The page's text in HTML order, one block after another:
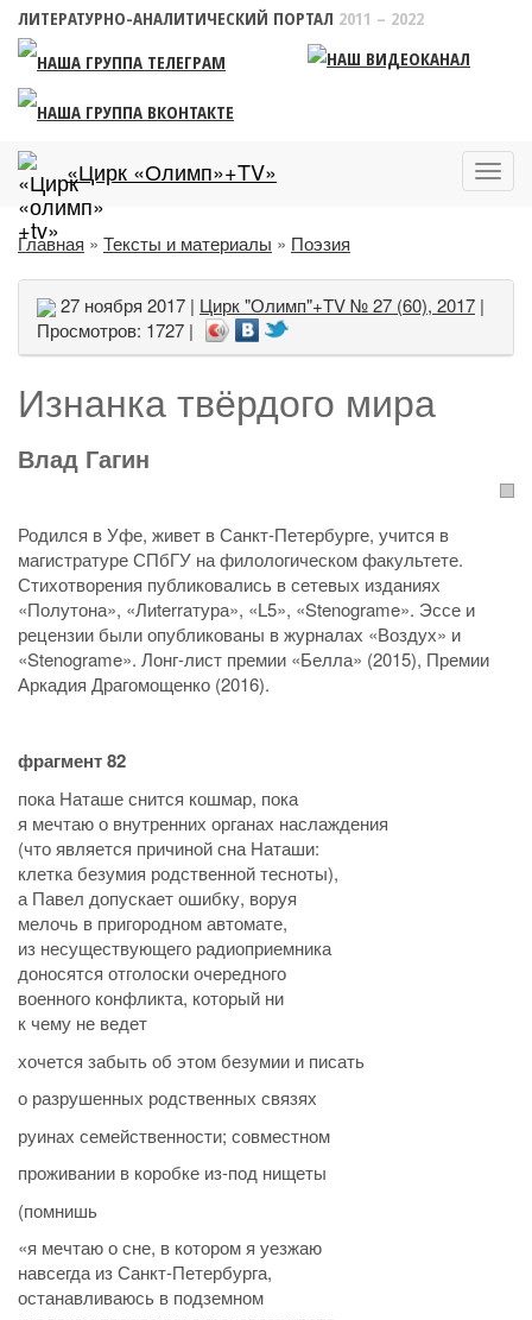
ЛИТЕРАТУРНО-АНАЛИТИЧЕСКИЙ ПОРТАЛ 2011 – 2022
меню
«Цирк «Олимп»+TV»
Главная » Тексты и материалы » Поэзия
27 ноября 2017 | Цирк "Олимп"+TV № 27 (60), 2017 |
Просмотров: 1727 |
Изнанка твёрдого мира
Влад Гагин
Родился в Уфе, живет в Санкт-Петербурге, учится в
магистратуре СПбГУ на филологическом факультете.
Стихотворения публиковались в сетевых изданиях
«Полутона», «Лиterraтура», «L5», «Stenograme». Эссе и
рецензии были опубликованы в журналах «Воздух» и
«Stenograme». Лонг-лист премии «Белла» (2015), Премии
Аркадия Драгомощенко (2016).
фрагмент 82
пока Наташе снится кошмар, пока
я мечтаю о внутренних органах наслаждения
(что является причиной сна Наташи:
клетка безумия родственной тесноты),
а Павел допускает ошибку, воруя
мелочь в пригородном автомате,
из несуществующего радиоприемника
доносятся отголоски очередного
военного конфликта, который ни
к чему не ведет
хочется забыть об этом безумии и писать
о разрушенных родственных связях
руинах семейственности; совместном
проживании в коробке из-под нищеты
(помнишь
«я мечтаю о сне, в котором я уезжаю
навсегда из Санкт-Петербурга,
останавливаюсь в подземном